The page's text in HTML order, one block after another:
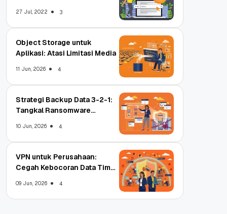
27 Jul, 2022 3
Object Storage untuk
Aplikasi: Atasi Limitasi Media
11 Jun, 2026 4
Strategi Backup Data 3-2-1:
Tangkal Ransomware
10 Jun, 2026 4
VPN untuk Perusahaan:
Cegah Kebocoran Data Tim
09 Jun, 2026 4